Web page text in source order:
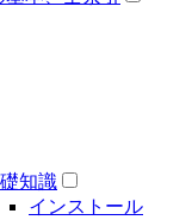
知識
インストール